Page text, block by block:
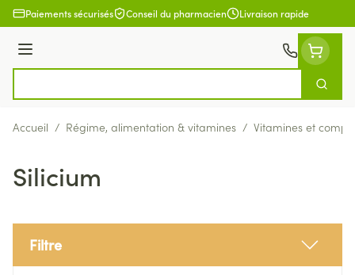
Aller au contenu
Paiements sécurisés Conseil du pharmacien Livraison rapide
Menu
Accueil / Régime, alimentation & vitamines / Vitamines et
Silicium
Filtre